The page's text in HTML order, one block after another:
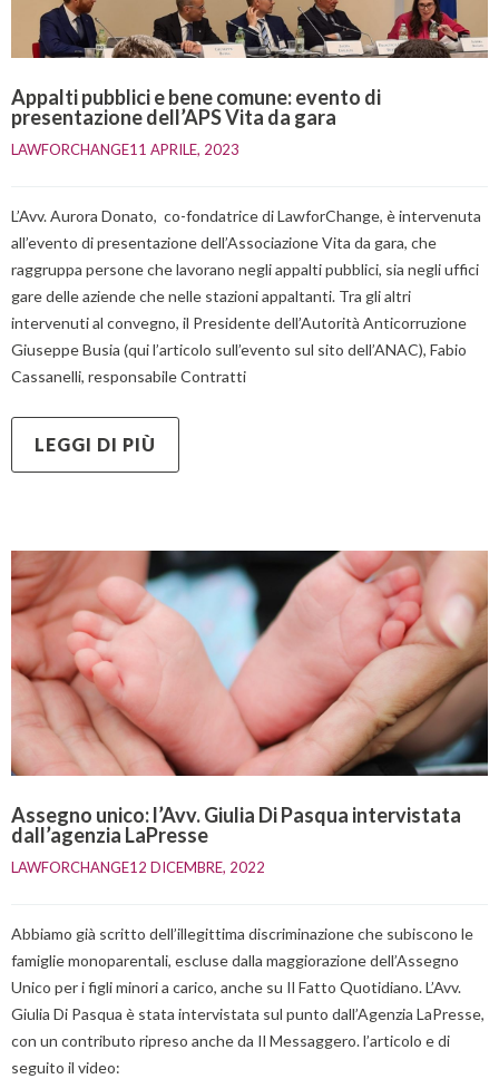
Appalti pubblici e bene comune: evento di
presentazione dell’APS Vita da gara
LAWFORCHANGE11 APRILE, 2023
L’Avv. Aurora Donato, co-fondatrice di LawforChange, è intervenuta
all’evento di presentazione dell’Associazione Vita da gara, che
raggruppa persone che lavorano negli appalti pubblici, sia negli uffici
gare delle aziende che nelle stazioni appaltanti. Tra gli altri
intervenuti al convegno, il Presidente dell’Autorità Anticorruzione
Giuseppe Busia (qui l’articolo sull’evento sul sito dell’ANAC), Fabio
Cassanelli, responsabile Contratti
LEGGI DI PIÙ
Assegno unico: l’Avv. Giulia Di Pasqua intervistata
dall’agenzia LaPresse
LAWFORCHANGE12 DICEMBRE, 2022
Abbiamo già scritto dell’illegittima discriminazione che subiscono le
famiglie monoparentali, escluse dalla maggiorazione dell’Assegno
Unico per i figli minori a carico, anche su Il Fatto Quotidiano. L’Avv.
Giulia Di Pasqua è stata intervistata sul punto dall’Agenzia LaPresse,
con un contributo ripreso anche da Il Messaggero. l’articolo e di
seguito il video: